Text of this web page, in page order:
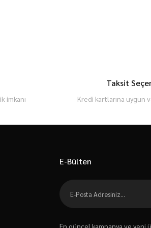
imkanı
Taksit
Kredi kartlarına uygun
E-Bülten
En güncel kampanya ve yeni